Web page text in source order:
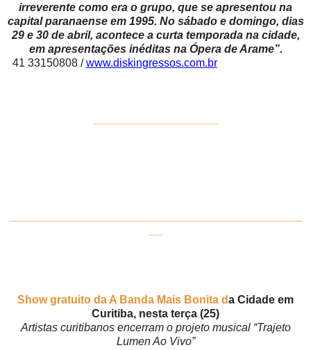
irreverente como era o grupo, que se apresentou na
capital paranaense em 1995. No sábado e domingo, dias
29 e 30 de abril, acontece a curta temporada na cidade,
em apresentações inéditas na Ópera de Arame”.
41 33150808 / www.diskingressos.com.br
Show gratuito da A Banda Mais Bonita da Cidade em
Curitiba, nesta terça (25)
Artistas curitibanos encerram o projeto musical “Trajeto
Lumen Ao Vivo”